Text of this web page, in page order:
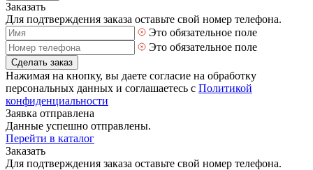
Заказать
Для подтверждения заказа оставьте свой номер телефона.
Это обязательное поле
Это обязательное поле
Сделать заказ
Нажимая на кнопку, вы даете согласие на обработку
персональных данных и соглашаетесь с Политикой
конфиденциальности
Заявка отправлена
Данные успешно отправлены.
Перейти в каталог
Заказать
Для подтверждения заказа оставьте свой номер телефона.